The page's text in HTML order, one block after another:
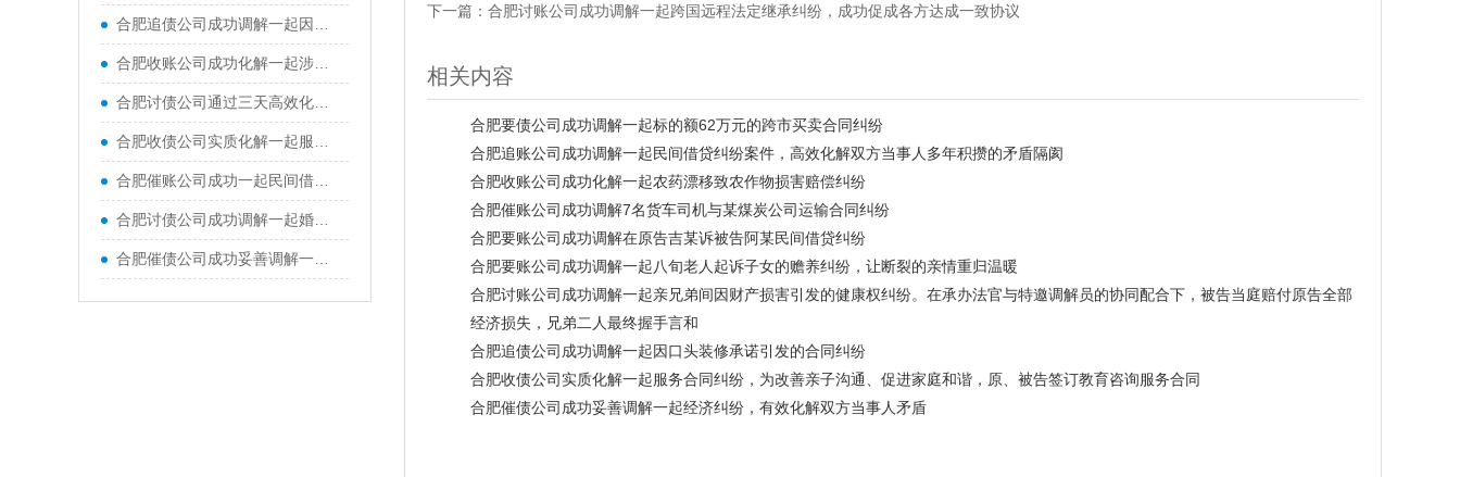
合肥追债公司成功调解一起因口头装修承诺引发的合同纠纷
合肥收账公司成功化解一起涉案金额118万余元、历时近两年的买卖合同纠纷
合肥讨债公司通过三天高效化解二手摩托车买卖合同纠纷
合肥收债公司实质化解一起服务合同纠纷，为改善亲子沟通、促进家庭和谐，原、被告签订教育咨询服务合同
合肥催账公司成功一起民间借贷纠纷，昔日因欠款产生隔阂的双方当事人握手言和
合肥讨债公司成功调解一起婚内不当得利返还纠纷，通过柔性调解、依法释理，圆满化解家庭财产矛盾
合肥催债公司成功妥善调解一起经济纠纷，有效化解双方当事人矛盾
下一篇： 合肥讨账公司成功调解一起跨国远程法定继承纠纷，成功促成各方达成一致协议
相关内容
合肥要债公司成功调解一起标的额62万元的跨市买卖合同纠纷
合肥追账公司成功调解一起民间借贷纠纷案件，高效化解双方当事人多年积攒的矛盾隔阂
合肥收账公司成功化解一起农药漂移致农作物损害赔偿纠纷
合肥催账公司成功调解7名货车司机与某煤炭公司运输合同纠纷
合肥要账公司成功调解在原告吉某诉被告阿某民间借贷纠纷
合肥要账公司成功调解一起八旬老人起诉子女的赡养纠纷，让断裂的亲情重归温暖
合肥讨账公司成功调解一起亲兄弟间因财产损害引发的健康权纠纷。在承办法官与特邀调解员的协同配合下，被告当庭赔付原告全部
经济损失，兄弟二人最终握手言和
合肥追债公司成功调解一起因口头装修承诺引发的合同纠纷
合肥收债公司实质化解一起服务合同纠纷，为改善亲子沟通、促进家庭和谐，原、被告签订教育咨询服务合同
合肥催债公司成功妥善调解一起经济纠纷，有效化解双方当事人矛盾